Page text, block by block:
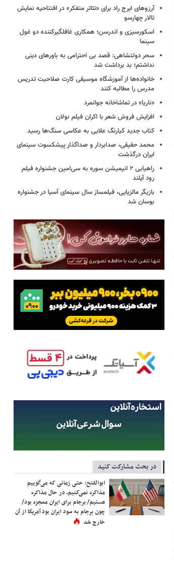
آرزوهای ایرج راد برای «تئاتر متفکر» در افتتاحیه نمایش
تالار چهارسو
اسکورسیزی و اندرسن؛ همکاری غافلگیرکننده دو غول
سینما
سحر دولتشاهی: قصد بی احترامی به باورهای دینی
نداشتم؛ بد برداشت شد
خانواده‌ها از آموزشگاه موسیقی کارت صلاحیت تدریس
مدرس را مطالبه کنند
«ناریا» در تماشاخانه جوانمرد
افزایش فروش شعر با اکران فیلم نولان
کتاب جدید کیارنگ علایی به عکاسی سنگ‌ها رسید
محمد حقیقی، صدابردار و صداگذار پیشکسوت سینمای
ایران درگذشت
راهیابی ۲ انیمیشن سوره به سی‌امین جشنواره فیلم
رود آیلند
بازیگر مالزیایی، فیلمساز سال سینمای آسیا در جشنواره
بوسان شد
در بحث مشارکت کنید
ابوالفتح: حتی زمانی که می‌گوییم
مذاکره نمی‌کنیم، در حال مذاکره
هستیم/ برجام برای ایران معجزه بود/
چون برجام به سود ایران بود آمریکا از آن
خارج شد